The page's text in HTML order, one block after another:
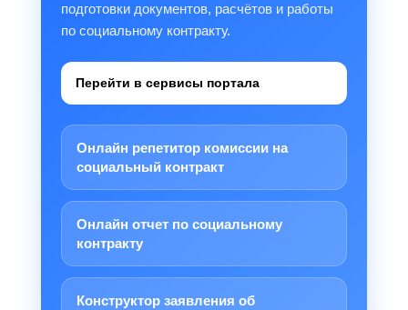
подготовки документов, расчётов и работы
по социальному контракту.
Перейти в сервисы портала
Онлайн репетитор комиссии на
социальный контракт
Онлайн отчет по социальному
контракту
Конструктор заявления об